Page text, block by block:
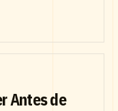
Antes de